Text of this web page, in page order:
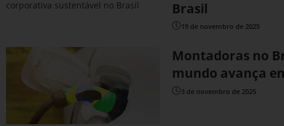
Brasil
19 de novembro de 2025
Montadoras no
mundo avança
3 de novembro de 2025